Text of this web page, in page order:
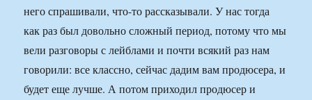
него спрашивали, что-то рассказывали. У нас тогда
как раз был довольно сложный период, потому что мы
вели разговоры с лейблами и почти всякий раз нам
говорили: все классно, сейчас дадим вам продюсера, и
будет еще лучше. А потом приходил продюсер и